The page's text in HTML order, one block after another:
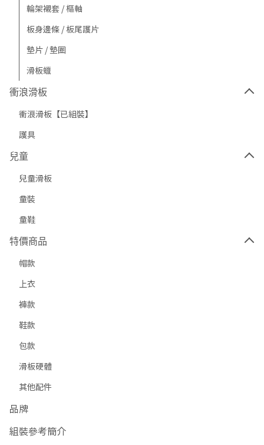
輪架襯套 / 樞軸
板身邊條 / 板尾護片
墊片 / 墊圈
滑板蠟
衝浪滑板
衝浪滑板【已組裝】
護具
兒童
兒童滑板
童裝
童鞋
特價商品
帽款
上衣
褲款
鞋款
包款
滑板硬體
其他配件
品牌
組裝參考簡介